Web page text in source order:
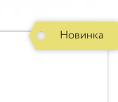
Новинка